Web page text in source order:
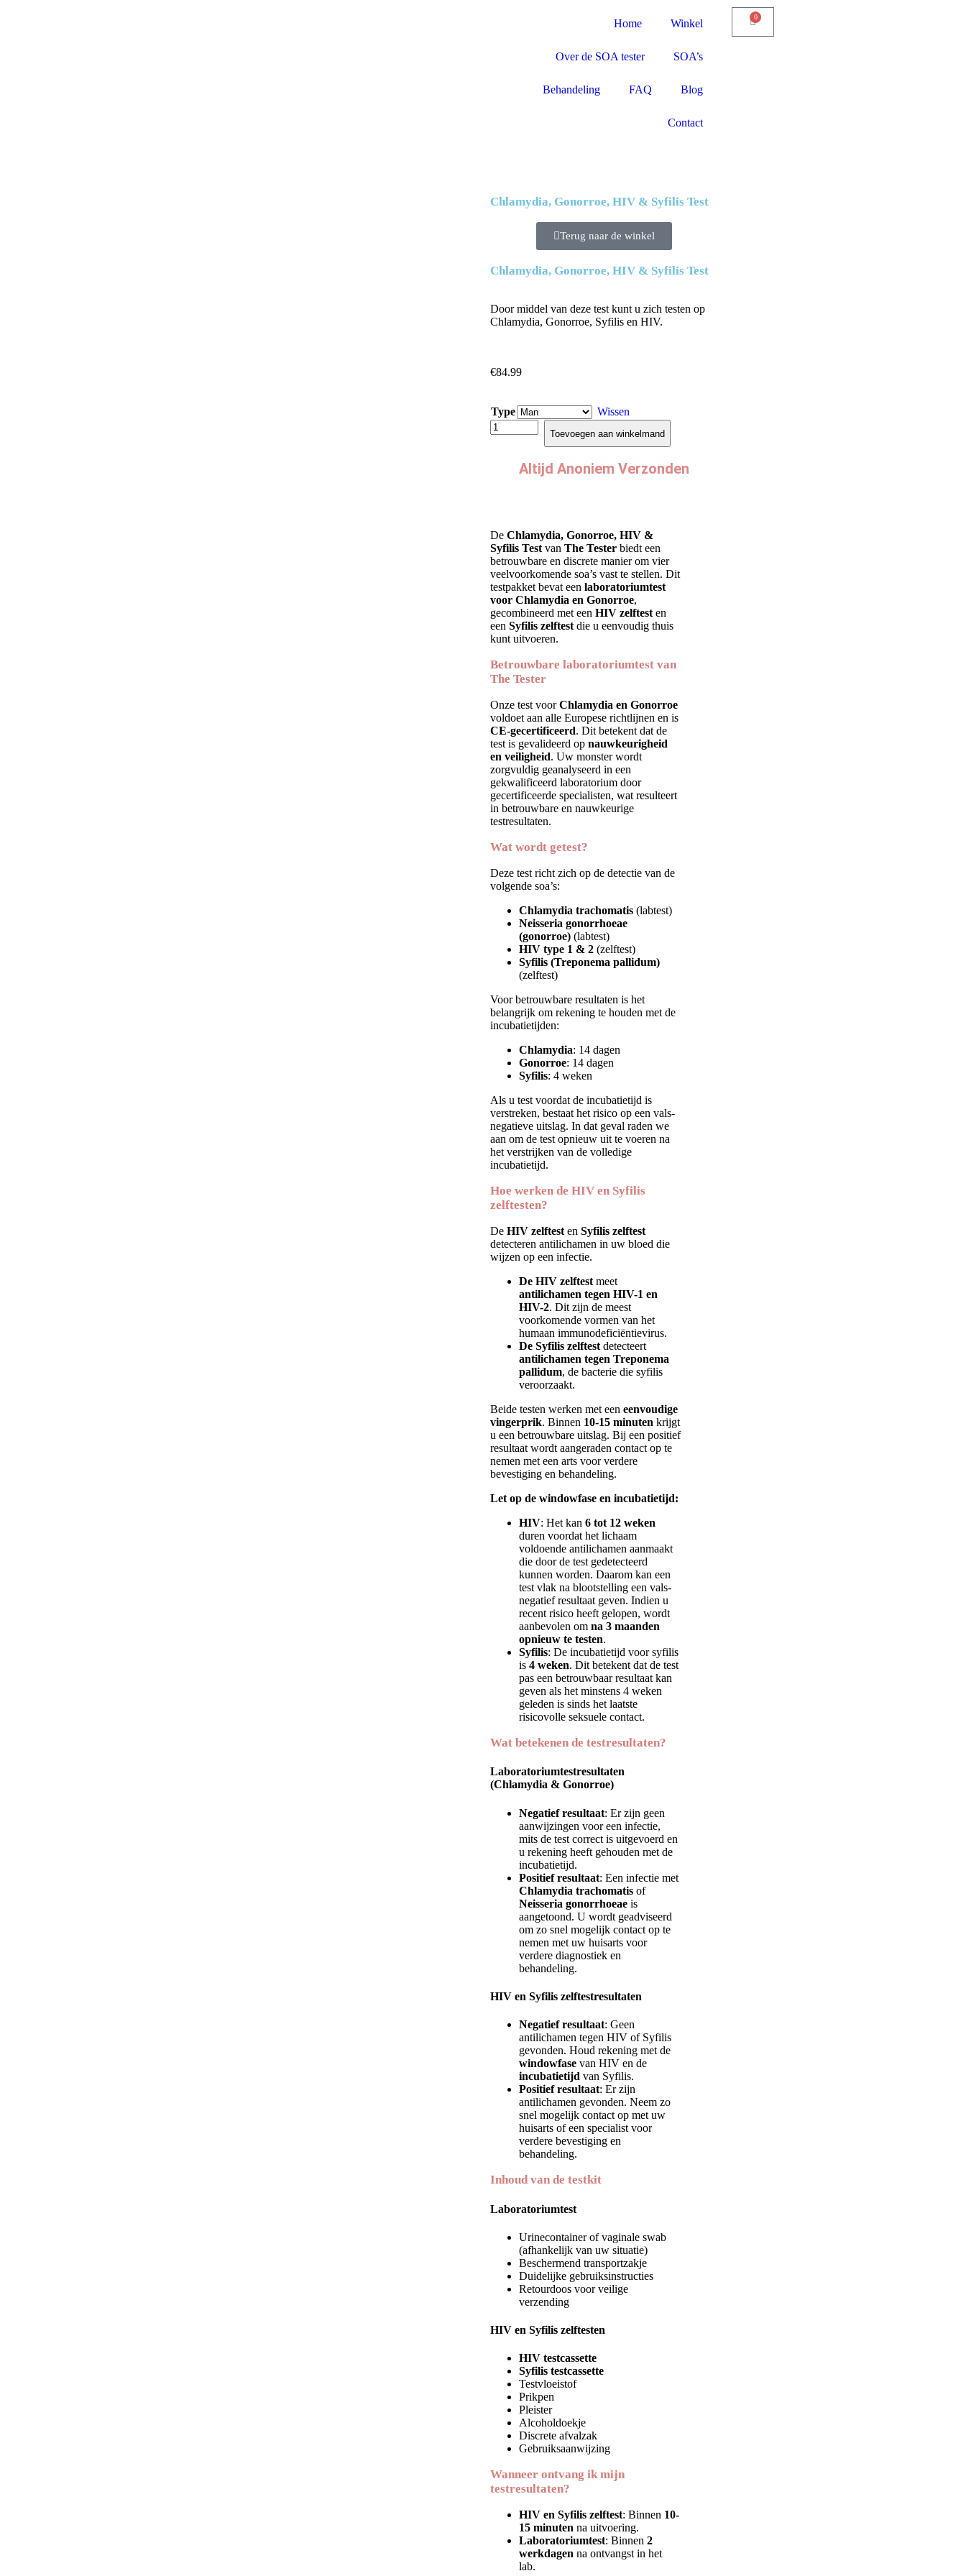
Home Winkel
Over de SOA tester SOA’s
Behandeling FAQ Blog
Contact
0
Chlamydia, Gonorroe, HIV & Syfilis Test
Terug naar de winkel
Chlamydia, Gonorroe, HIV & Syfilis Test
Door middel van deze test kunt u zich testen op
Chlamydia, Gonorroe, Syfilis en HIV.
€84.99
Type Wissen
Toevoegen aan winkelmand
Altijd Anoniem Verzonden
De Chlamydia, Gonorroe, HIV &
Syfilis Test van The Tester biedt een
betrouwbare en discrete manier om vier
veelvoorkomende soa’s vast te stellen. Dit
testpakket bevat een laboratoriumtest
voor Chlamydia en Gonorroe,
gecombineerd met een HIV zelftest en
een Syfilis zelftest die u eenvoudig thuis
kunt uitvoeren.
Betrouwbare laboratoriumtest van
The Tester
Onze test voorChlamydia en Gonorroe
voldoet aan alle Europese richtlijnen en is
CE-gecertificeerd. Dit betekent dat de
test is gevalideerd op nauwkeurigheid
en veiligheid. Uw monster wordt
zorgvuldig geanalyseerd in een
gekwalificeerd laboratorium door
gecertificeerde specialisten, wat resulteert
in betrouwbare en nauwkeurige
testresultaten.
Wat wordt getest?
Deze test richt zich op de detectie van de
volgende soa’s:
Chlamydia trachomatis (labtest)
Neisseria gonorrhoeae
(gonorroe) (labtest)
HIV type 1 & 2 (zelftest)
Syfilis (Treponema pallidum)
(zelftest)
Voor betrouwbare resultaten is het
belangrijk om rekening te houden met de
incubatietijden:
Chlamydia: 14 dagen
Gonorroe: 14 dagen
Syfilis: 4 weken
Als u test voordat de incubatietijd is
verstreken, bestaat het risico op een vals-
negatieve uitslag. In dat geval raden we
aan om de test opnieuw uit te voeren na
het verstrijken van de volledige
incubatietijd.
Hoe werken de HIV en Syfilis
zelftesten?
De HIV zelftest en Syfilis zelftest
detecteren antilichamen in uw bloed die
wijzen op een infectie.
De HIV zelftest meet
antilichamen tegen HIV-1 en
HIV-2. Dit zijn de meest
voorkomende vormen van het
humaan immunodeficiëntievirus.
De Syfilis zelftest detecteert
antilichamen tegen Treponema
pallidum, de bacterie die syfilis
veroorzaakt.
Beide testen werken met een eenvoudige
vingerprik. Binnen 10-15 minuten krijgt
u een betrouwbare uitslag. Bij een positief
resultaat wordt aangeraden contact op te
nemen met een arts voor verdere
bevestiging en behandeling.
Let op de windowfase en incubatietijd:
HIV: Het kan 6 tot 12 weken
duren voordat het lichaam
voldoende antilichamen aanmaakt
die door de test gedetecteerd
kunnen worden. Daarom kan een
test vlak na blootstelling een vals-
negatief resultaat geven. Indien u
recent risico heeft gelopen, wordt
aanbevolen om na 3 maanden
opnieuw te testen.
Syfilis: De incubatietijd voor syfilis
is 4 weken. Dit betekent dat de test
pas een betrouwbaar resultaat kan
geven als het minstens 4 weken
geleden is sinds het laatste
risicovolle seksuele contact.
Wat betekenen de testresultaten?
Laboratoriumtestresultaten
(Chlamydia & Gonorroe)
Negatief resultaat: Er zijn geen
aanwijzingen voor een infectie,
mits de test correct is uitgevoerd en
u rekening heeft gehouden met de
incubatietijd.
Positief resultaat: Een infectie met
Chlamydia trachomatis of
Neisseria gonorrhoeae is
aangetoond. U wordt geadviseerd
om zo snel mogelijk contact op te
nemen met uw huisarts voor
verdere diagnostiek en
behandeling.
HIV en Syfilis zelftestresultaten
Negatief resultaat: Geen
antilichamen tegen HIV of Syfilis
gevonden. Houd rekening met de
windowfase van HIV en de
incubatietijd van Syfilis.
Positief resultaat: Er zijn
antilichamen gevonden. Neem zo
snel mogelijk contact op met uw
huisarts of een specialist voor
verdere bevestiging en
behandeling.
Inhoud van de testkit
Laboratoriumtest
Urinecontainer of vaginale swab
(afhankelijk van uw situatie)
Beschermend transportzakje
Duidelijke gebruiksinstructies
Retourdoos voor veilige
verzending
HIV en Syfilis zelftesten
HIV testcassette
Syfilis testcassette
Testvloeistof
Prikpen
Pleister
Alcoholdoekje
Discrete afvalzak
Gebruiksaanwijzing
Wanneer ontvang ik mijn
testresultaten?
HIV en Syfilis zelftest: Binnen 10-
15 minuten na uitvoering.
Laboratoriumtest: Binnen 2
werkdagen na ontvangst in het
lab.